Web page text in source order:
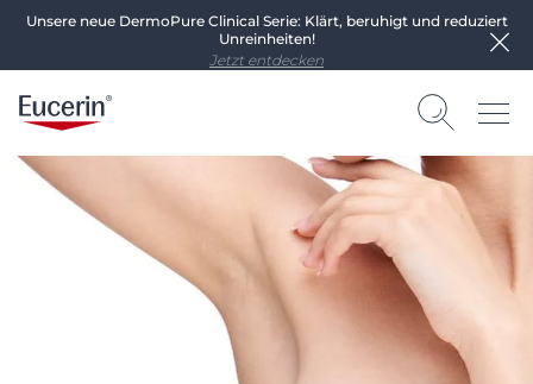
Unsere neue DermoPure Clinical Serie: Klärt, beruhigt und reduziert
Unreinheiten!
Jetzt entdecken